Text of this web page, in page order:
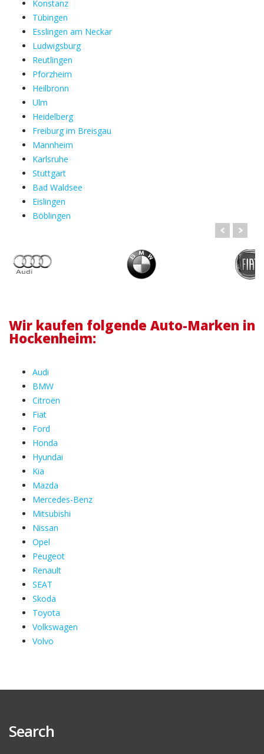
Konstanz
Tübingen
Esslingen am Neckar
Ludwigsburg
Reutlingen
Pforzheim
Heilbronn
Ulm
Heidelberg
Freiburg im Breisgau
Mannheim
Karlsruhe
Stuttgart
Bad Waldsee
Eislingen
Böblingen
Wir kaufen folgende Auto-Marken in
Hockenheim:
Audi
BMW
Citroën
Fiat
Ford
Honda
Hyundai
Kia
Mazda
Mercedes-Benz
Mitsubishi
Nissan
Opel
Peugeot
Renault
SEAT
Skoda
Toyota
Volkswagen
Volvo
Search